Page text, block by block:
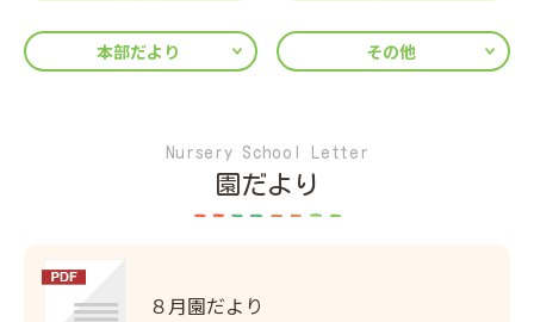
本部だより その他
Nursery School Letter
園だより
８月園だより